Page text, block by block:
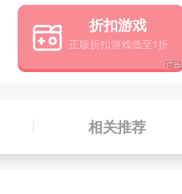
折扣游戏
相关推荐